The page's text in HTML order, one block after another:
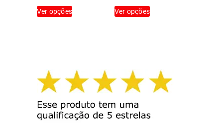
Ver opçõesproduto
opções
podem
ser
escolhidas
na
Ver opçõesproduto
opções
podem
ser
na